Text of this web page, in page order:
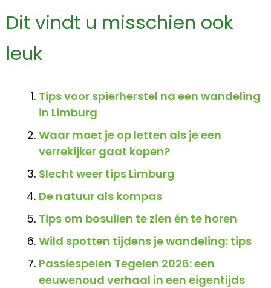
Dit vindt u misschien ook
leuk
Tips voor spierherstel na een wandeling
in Limburg
Waar moet je op letten als je een
verrekijker gaat kopen?
Slecht weer tips Limburg
De natuur als kompas
Tips om bosuilen te zien én te horen
Wild spotten tijdens je wandeling: tips
Passiespelen Tegelen 2026: een
eeuwenoud verhaal in een eigentijds